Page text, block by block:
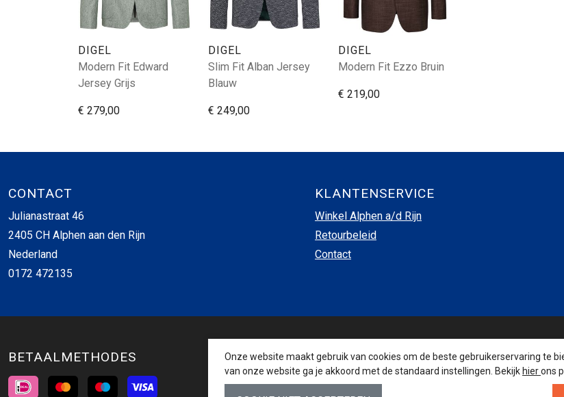
DIGEL
Modern Fit Edward
Jersey Grijs
€ 279,00
DIGEL
Slim Fit Alban Jersey
Blauw
€ 249,00
DIGEL
Modern Fit Ezzo Bruin
€ 219,00
CONTACT
Julianastraat 46
2405 CH Alphen aan den Rijn
Nederland
0172 472135
KLANTENSERVICE
Winkel Alphen a/d Rijn
Retourbeleid
Contact
BETAALMETHODES INSCHRIJVEN NIEUWSBRIEF
Onze website maakt gebruik van cookies om de beste gebruikerservaring te
van onze website ga je akkoord met de standaard instellingen. Bekijk hierons